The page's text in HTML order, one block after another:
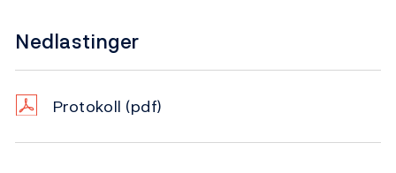
Nedlastinger
Protokoll (pdf)